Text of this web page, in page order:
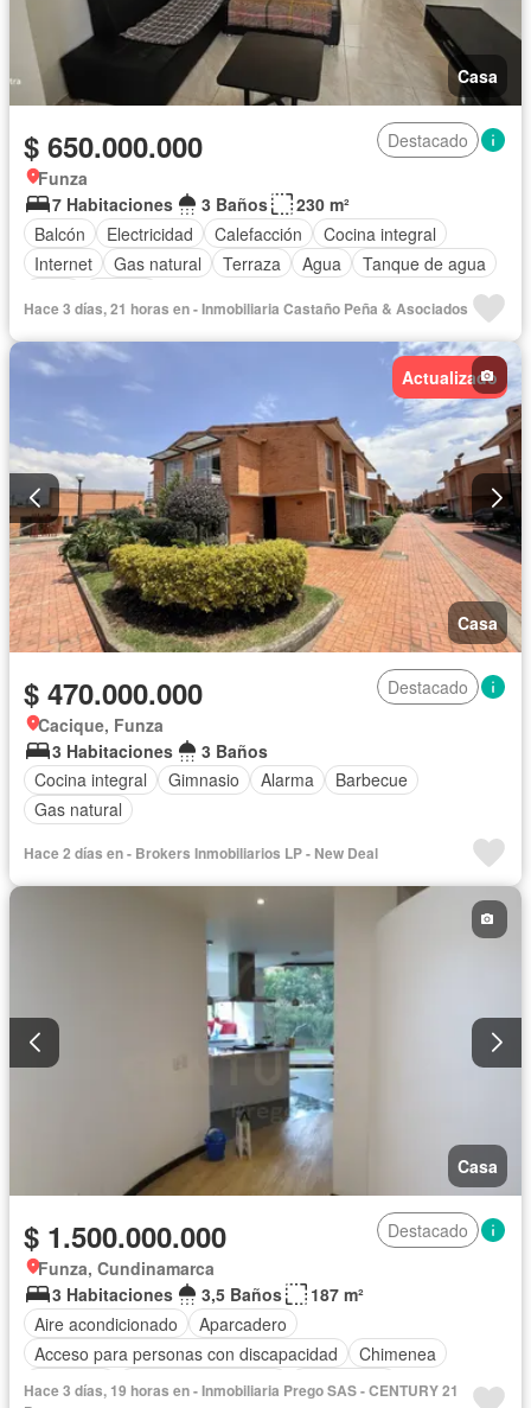
Casa
$ 650.000.000
Destacado
Funza
7 Habitaciones
3 Baños
230 m²
Balcón
Electricidad Calefacción
Cocina integral
Internet
Gas natural Terraza Agua
Tanque de agua
Hace 3 días, 21 horas en - Inmobiliaria Castaño Peña & Asociados
Actualizado
Casa
$ 470.000.000
Destacado
Cacique, Funza
3 Habitaciones
3 Baños
Cocina integral
Gimnasio Alarma
Barbecue
Gas natural
Hace 2 días en - Brokers Inmobiliarios LP - New Deal
Casa
$ 1.500.000.000
Destacado
Funza, Cundinamarca
3 Habitaciones
3,5 Baños
187 m²
Aire acondicionado
Aparcadero
Acceso para personas con discapacidad
Chimenea
Barbecue
Caseta de vigilancia
Calefacción
Hace 3 días, 19 horas en - Inmobiliaria Prego SAS - CENTURY 21